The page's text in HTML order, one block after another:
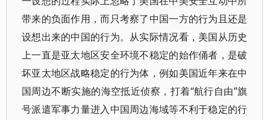
带来的负面作用，而只考察了中国一方的行为且还是
设想出来的中国的行为。从实际情况看，美国从历史
上一直是亚太地区安全环境不稳定的始作俑者，是破
坏亚太地区战略稳定的行为体，例如美国近年来在中
国周边不断实施的海空抵近侦察，打着“航行自由”旗
号派遣军事力量进入中国周边海域等不利于稳定的行